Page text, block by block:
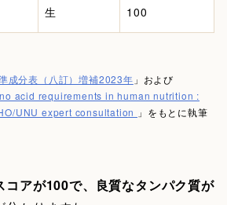
生 100
成分表（八訂）増補2023年 」および
acid requirements in human nutrition :
UNU expert consultation 」をもとに執筆
コアが100で、良質なタンパク質が